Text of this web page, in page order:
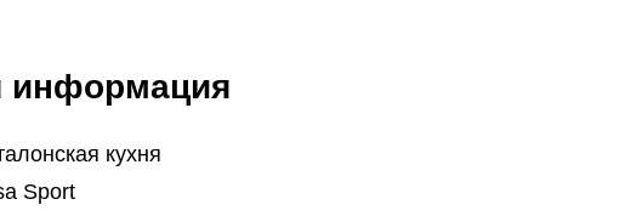
информация
кухня
Sport